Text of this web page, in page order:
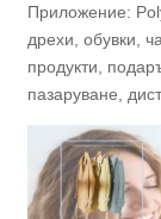
Приложение:
дрехи, обувки,
продукти,
пазаруване,